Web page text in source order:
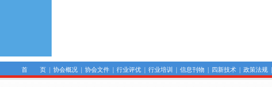
首 页| 协会概况| 协会文件| 行业评优| 行业培训 信息刊物 四新技术| 政策法规|